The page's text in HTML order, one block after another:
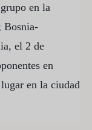
en la
Bosnia-
el 2 de
en
en la ciudad